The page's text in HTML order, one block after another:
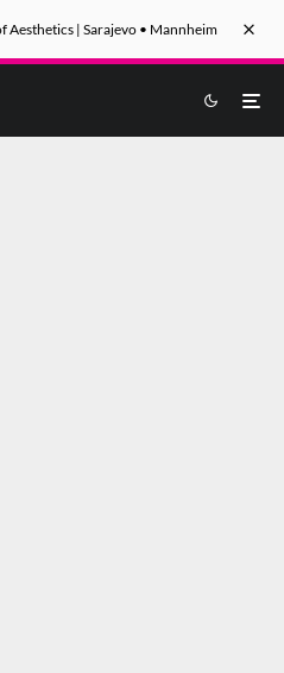
Aesthetics | Sarajevo • Mannheim